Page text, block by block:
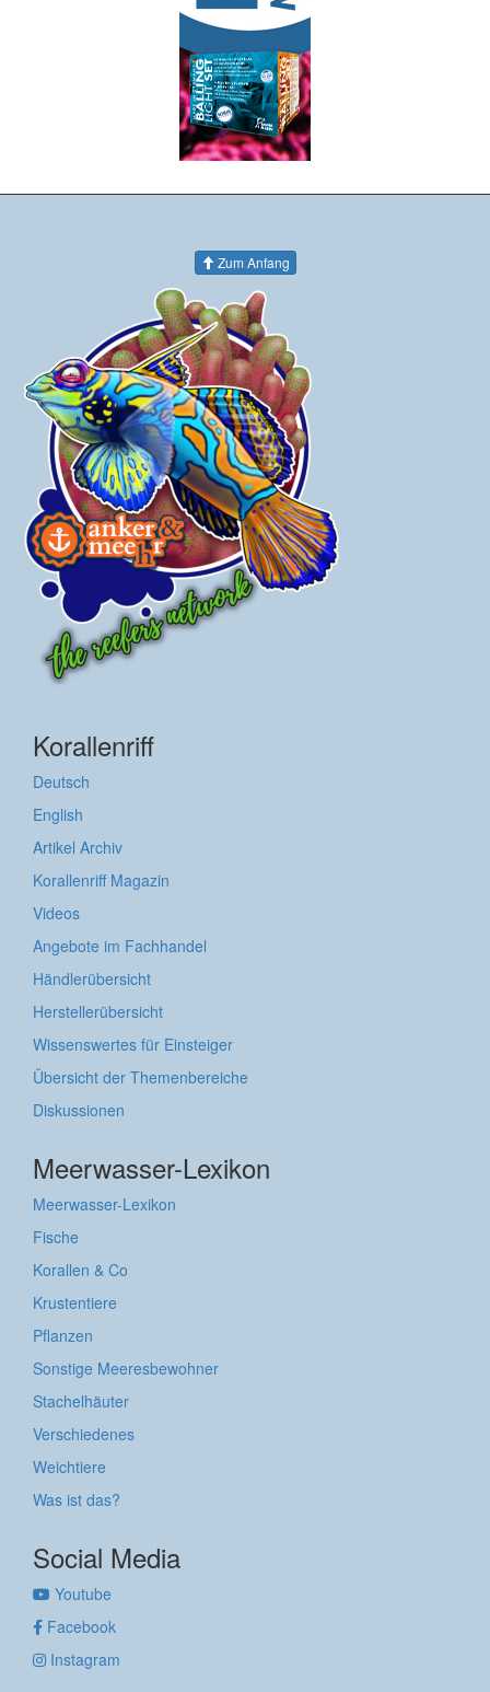
Zum Anfang
Korallenriff
Deutsch
English
Artikel Archiv
Korallenriff Magazin
Videos
Angebote im Fachhandel
Händlerübersicht
Herstellerübersicht
Wissenswertes für Einsteiger
Übersicht der Themenbereiche
Diskussionen
Meerwasser-Lexikon
Meerwasser-Lexikon
Fische
Korallen & Co
Krustentiere
Pflanzen
Sonstige Meeresbewohner
Stachelhäuter
Verschiedenes
Weichtiere
Was ist das?
Social Media
Youtube
Facebook
Instagram